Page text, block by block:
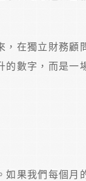
，在獨立財務顧
的數字，而是一
如果我們每個月